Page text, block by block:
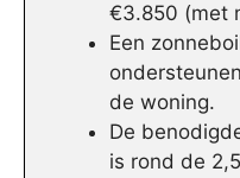
€3.850 (met
Een
de woning.
De
is rond de